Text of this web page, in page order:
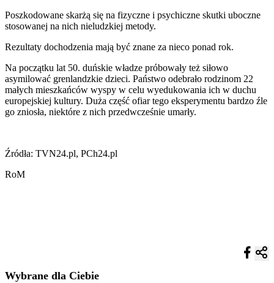
Poszkodowane skarżą się na fizyczne i psychiczne skutki uboczne
stosowanej na nich nieludzkiej metody.
Rezultaty dochodzenia mają być znane za nieco ponad rok.
Na początku lat 50. duńskie władze próbowały też siłowo
asymilować grenlandzkie dzieci. Państwo odebrało rodzinom 22
małych mieszkańców wyspy w celu wyedukowania ich w duchu
europejskiej kultury. Duża część ofiar tego eksperymentu bardzo źle
go zniosła, niektóre z nich przedwcześnie umarły.
Źródła: TVN24.pl, PCh24.pl
RoM
Wybrane dla Ciebie